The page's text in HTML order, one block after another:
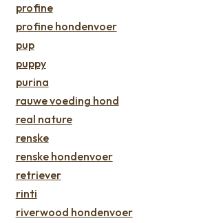
profine
profine hondenvoer
pup
puppy
purina
rauwe voeding hond
real nature
renske
renske hondenvoer
retriever
rinti
riverwood hondenvoer